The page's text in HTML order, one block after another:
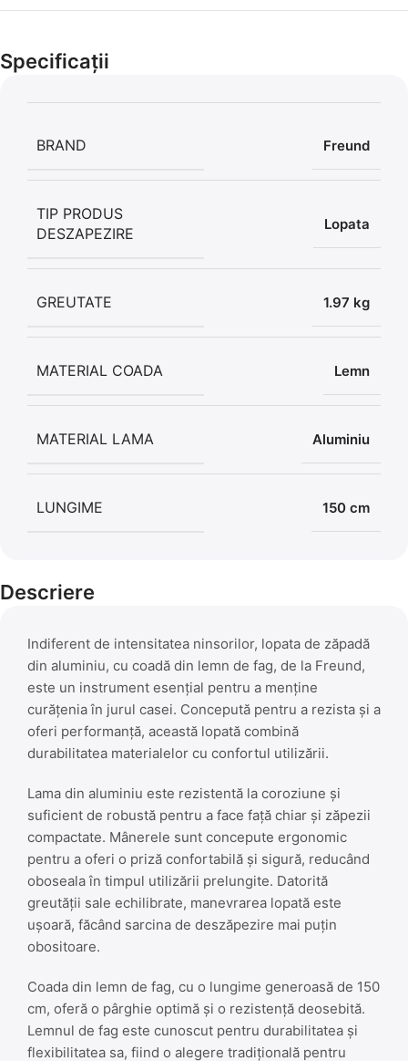
Cel mai mic preț!
56,86 LEI
Specificații
BRAND Freund
TIP PRODUS
DESZAPEZIRE
Lopata
GREUTATE 1.97 kg
MATERIAL COADA Lemn
MATERIAL LAMA Aluminiu
LUNGIME 150 cm
Descriere
Indiferent de intensitatea ninsorilor, lopata de zăpadă
din aluminiu, cu coadă din lemn de fag, de la Freund,
este un instrument esențial pentru a menține
curățenia în jurul casei. Concepută pentru a rezista și a
oferi performanță, această lopată combină
durabilitatea materialelor cu confortul utilizării.
Lama din aluminiu este rezistentă la coroziune și
suficient de robustă pentru a face față chiar și zăpezii
compactate. Mânerele sunt concepute ergonomic
pentru a oferi o priză confortabilă și sigură, reducând
oboseala în timpul utilizării prelungite. Datorită
greutății sale echilibrate, manevrarea lopată este
ușoară, făcând sarcina de deszăpezire mai puțin
obositoare.
Coada din lemn de fag, cu o lungime generoasă de 150
cm, oferă o pârghie optimă și o rezistență deosebită.
Lemnul de fag este cunoscut pentru durabilitatea și
flexibilitatea sa, fiind o alegere tradițională pentru